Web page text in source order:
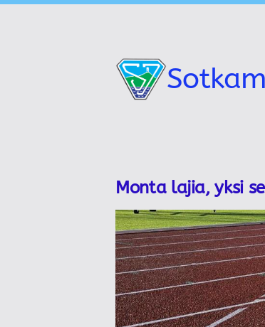
Monta lajia, yksi